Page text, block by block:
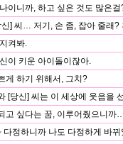
이니까, 하고 싶은 것도 많은걸
신] 씨… 저기, 손 좀, 잡아 줄래?
켜봐.
이 키운 아이돌이잖아.
게 하기 위해서, 그치?
[당신] 씨는 이 세상에 웃음을
고 싶다는 꿈, 이루어줬으니까
다정하니까 나도 다정하게 바